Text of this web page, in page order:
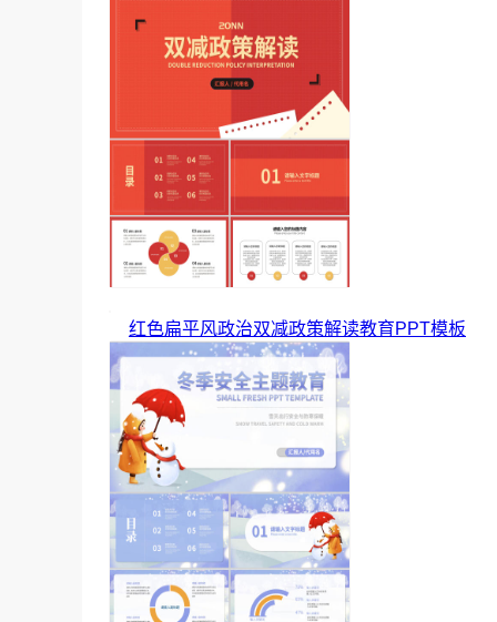
红色扁平风政治双减政策解读教育PPT模板